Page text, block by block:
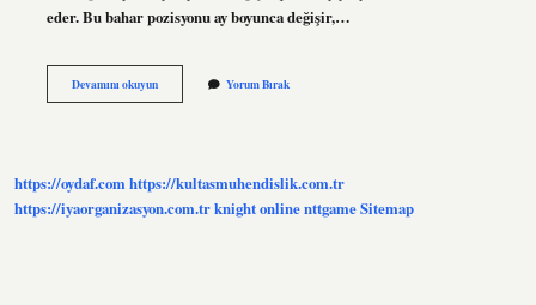
eder. Bu bahar pozisyonu ay boyunca değişir,…
Devamını okuyunAy
Neden
Yorum Bırak
https://oydaf.comhttps://kultasmuhendislik.com.tr
https://iyaorganizasyon.com.trknight onlinenttgameSitemap